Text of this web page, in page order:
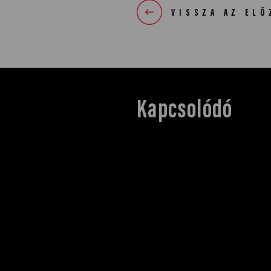
VISSZA AZ
Kapcsolódó